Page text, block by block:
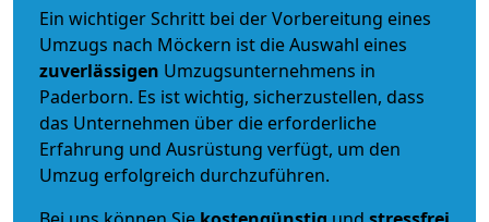
Ein wichtiger Schritt bei der Vorbereitung eines
Umzugs nach Möckern ist die Auswahl eines
zuverlässigen Umzugsunternehmens in
Paderborn. Es ist wichtig, sicherzustellen, dass
das Unternehmen über die erforderliche
Erfahrung und Ausrüstung verfügt, um den
Umzug erfolgreich durchzuführen.